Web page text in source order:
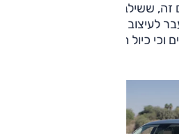
זה, ששילב בהצלחה רבה מאוד את
לעיצוב החוץ והפנים, מצאנו כי
וכי כיול המתלים קצת פחות.